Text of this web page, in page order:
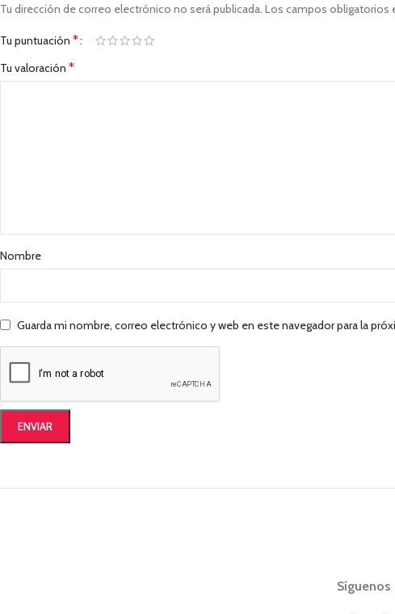
Tu dirección de correo electrónico no será publicada. Los campos obligatorios
Tu puntuación *
Tu valoración *
Nombre
Guarda mi nombre, correo electrónico y web en este navegador para la
Síguenos